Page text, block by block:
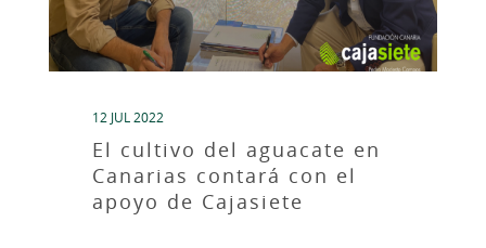
12 JUL 2022
El cultivo del aguacate en
Canarias contará con el
apoyo de Cajasiete